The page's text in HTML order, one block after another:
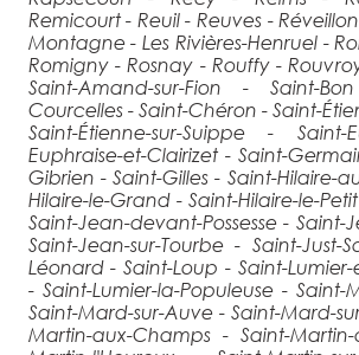
Remicourt - Reuil - Reuves -
Montagne - Les Rivières-Henruel -
Romigny - Rosnay - Rouffy -
Saint-Amand-sur-Fion - Saint-
Courcelles - Saint-Chéron - Saint-
Saint-Étienne-sur-Suippe -
Euphraise-et-Clairizet - Saint-
Gibrien - Saint-Gilles - Saint-Hilaire-
Hilaire-le-Grand - Saint-Hilaire-le-
Saint-Jean-devant-Possesse - Saint-
Saint-Jean-sur-Tourbe - Saint-Just-
Léonard - Saint-Loup - Saint-
- Saint-Lumier-la-Populeuse - Saint-
Saint-Mard-sur-Auve - Saint-Mard-
Martin-aux-Champs - Saint-